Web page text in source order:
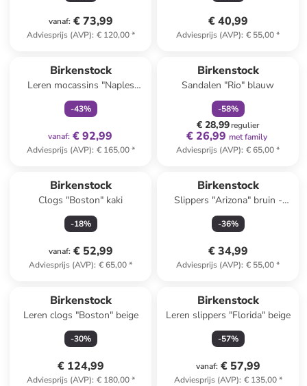
vanaf: € 73,99
Adviesprijs (AVP): € 120,00*
€ 40,99
Adviesprijs (AVP): € 55,00*
Birkenstock
Leren mocassins "Naples
Wrapped" lichtroze
-43%
vanaf: € 92,99
Adviesprijs (AVP): € 165,00*
Birkenstock
Sandalen "Rio" blauw
-58%
€ 28,99regulier
€ 26,99 met family
Adviesprijs (AVP): € 65,00*
Birkenstock
Clogs "Boston" kaki
-18%
vanaf: € 52,99
Adviesprijs (AVP): € 65,00*
Birkenstock
Slippers "Arizona" bruin -
wijdte N
-36%
€ 34,99
Adviesprijs (AVP): € 55,00*
Birkenstock
Leren clogs "Boston" beige
-30%
€ 124,99
Adviesprijs (AVP): € 180,00*
Birkenstock
Leren slippers "Florida" beige
-57%
vanaf: € 57,99
Adviesprijs (AVP): € 135,00*